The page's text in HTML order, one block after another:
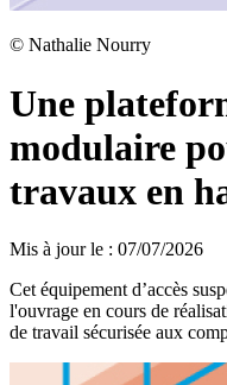
© Nathalie Nourry
Une
modulaire
travaux en
Mis à jour le : 07/07/2026
Cet équipement d’accès
l'ouvrage en cours de
de travail sécurisée aux